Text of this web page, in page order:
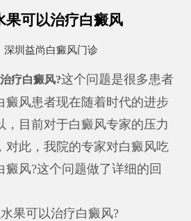
果可以治疗白癜风
深圳益尚白癜风门诊
疗白癜风?这个问题是很多患者
癜风患者现在随着时代的进步
，目前对于白癜风专家的压力
对此，我院的专家对白癜风吃
癜风?这个问题做了详细的回